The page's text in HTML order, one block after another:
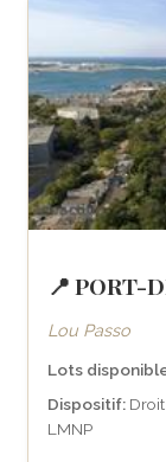
📍 PORT-
Lou Passo
Lots
Dispositif:
LMNP